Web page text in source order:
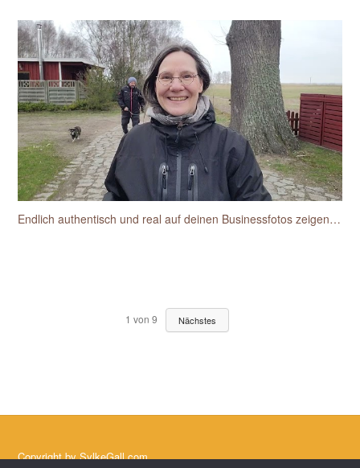
Endlich authentisch und real auf deinen Businessfotos zeigen wie du dich siehst und wieder erkennst
1 von 9 Nächstes
Copyright bySylkeGall.com